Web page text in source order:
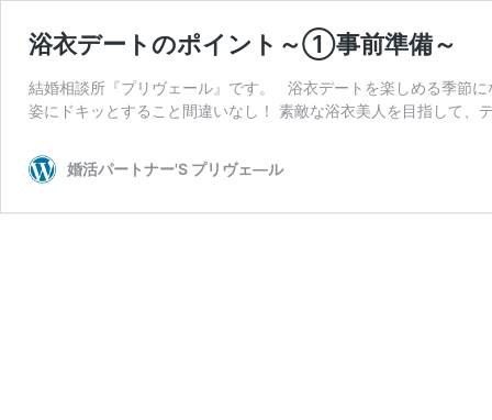
浴衣デートのポイント～①事前準備～
結婚相談所『プリヴェール』です。 浴衣デートを楽しめる季節
姿にドキッとすること間違いなし！ 素敵な浴衣美人を目指して、
婚活パートナー'S プリヴェ―ル